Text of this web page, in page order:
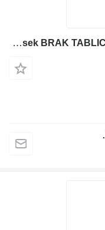
عجلة مشط التبن NN 7sek BRAK TABLICZKI - JCB JS160W لـ حفارة JCB JS160W